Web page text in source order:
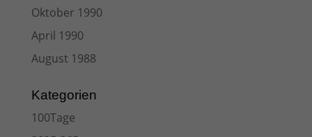
Oktober 1990
April 1990
August 1988
Kategorien
100Tage